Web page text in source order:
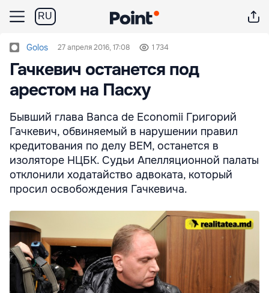
RU
Golos 27 апреля 2016, 17:08 1 734
Гачкевич останется под
арестом на Пасху
Бывший глава Banca de Economii Григорий
Гачкевич, обвиняемый в нарушении правил
кредитования по делу BEM, останется в
изоляторе НЦБК. Судьи Апелляционной палаты
отклонили ходатайство адвоката, который
просил освобождения Гачкевича.